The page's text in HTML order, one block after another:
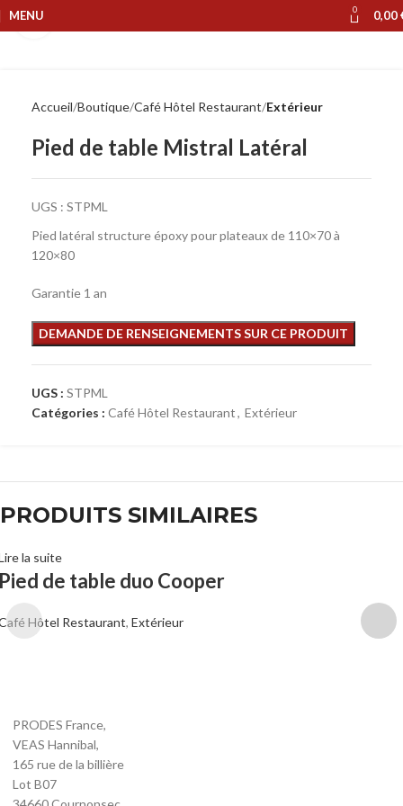
MENU 0 0,00
Accueil Boutique Café Hôtel Restaurant Extérieur
Pied de table Mistral Latéral
UGS : STPML
Pied latéral structure époxy pour plateaux de 110×70 à
120×80
Garantie 1 an
UGS : STPML
Catégories : Café Hôtel Restaurant, Extérieur
PRODUITS SIMILAIRES
la suite
de table duo Cooper
Hôtel Restaurant,Extérieur
PRODES France,
VEAS Hannibal,
165 rue de la billière
Lot B07